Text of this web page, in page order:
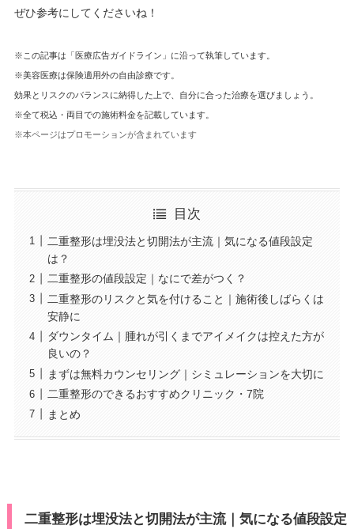
ぜひ参考にしてくださいね！
※この記事は「医療広告ガイドライン」に沿って執筆しています。
※美容医療は保険適用外の自由診療です。
効果とリスクのバランスに納得した上で、自分に合った治療を選びましょう。
※全て税込・両目での施術料金を記載しています。
※本ページはプロモーションが含まれています
目次
二重整形は埋没法と切開法が主流｜気になる値段設定
は？
二重整形の値段設定｜なにで差がつく？
二重整形のリスクと気を付けること｜施術後しばらくは
安静に
ダウンタイム｜腫れが引くまでアイメイクは控えた方が
良いの？
まずは無料カウンセリング｜シミュレーションを大切に
二重整形のできるおすすめクリニック・7院
まとめ
二重整形は埋没法と切開法が主流｜気になる値段設定